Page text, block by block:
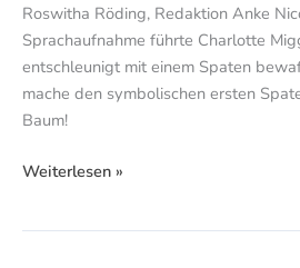
Roswitha Röding, Redaktion Anke
Sprachaufnahme führte Charlotte
entschleunigt mit einem Spaten
mache den symbolischen ersten
Baum!
Weiterlesen »